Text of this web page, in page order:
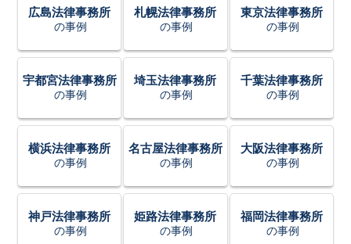
広島法律事務所
の事例
札幌法律事務所
の事例
東京法律事務所
の事例
宇都宮法律事務所
の事例
埼玉法律事務所
の事例
千葉法律事務所
の事例
横浜法律事務所
の事例
名古屋法律事務所
の事例
大阪法律事務所
の事例
神戸法律事務所
の事例
姫路法律事務所
の事例
福岡法律事務所
の事例